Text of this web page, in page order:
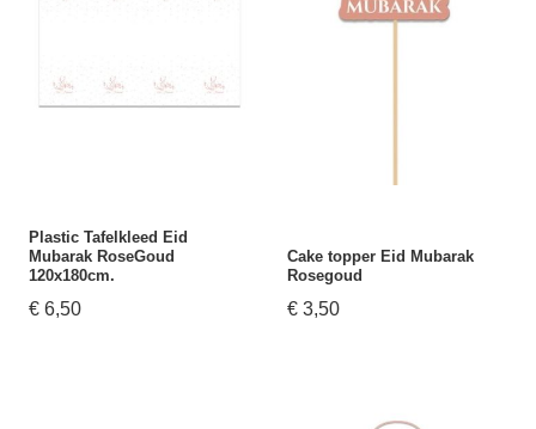
Plastic Tafelkleed Eid
Mubarak RoseGoud
120x180cm.
€ 6,50
Cake topper Eid Mubarak
Rosegoud
€ 3,50